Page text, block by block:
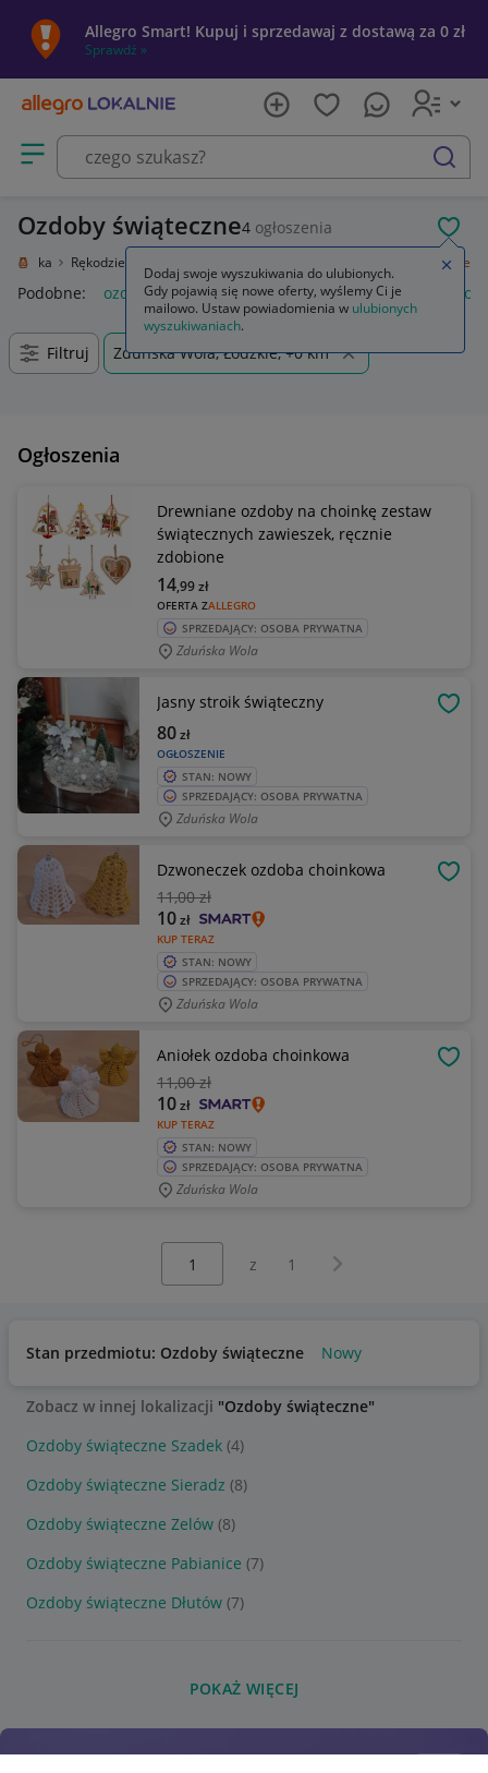
Allegro Smart! Kupuj i sprzedawaj z dostawą za 0 zł
Sprawdź »
Otwórz menu z kategoriami
szukaj
Ozdoby świąteczne4 ogłoszenia
i sztuka Rękodzieło Ozdoby świąteczne
Podobne: ozdoby świąteczne ozdoby świąteczne boże
Filtruj Zduńska Wola, Łódzkie, +0 km
Ogłoszenia
Drewniane ozdoby na choinkę zestaw
świątecznych zawieszek, ręcznie
zdobione
OFERTA ZALLEGRO
14,99zł
SPRZEDAJĄCY: OSOBA PRYWATNA
Zduńska Wola
Jasny stroik świąteczny
OGŁOSZENIE
80zł
STAN: NOWY
SPRZEDAJĄCY: OSOBA PRYWATNA
Zduńska Wola
Dzwoneczek ozdoba choinkowa
11,00 zł
KUP TERAZ
10zł
STAN: NOWY
SPRZEDAJĄCY: OSOBA PRYWATNA
Zduńska Wola
Aniołek ozdoba choinkowa
11,00 zł
KUP TERAZ
10zł
STAN: NOWY
SPRZEDAJĄCY: OSOBA PRYWATNA
Zduńska Wola
z 1 Następna strona
Stan przedmiotu: Ozdoby świąteczne Nowy
Zobacz w innej lokalizacji "Ozdoby świąteczne"
Ozdoby świąteczne Szadek (4)
Ozdoby świąteczne Sieradz (8)
Ozdoby świąteczne Zelów (8)
Ozdoby świąteczne Pabianice (7)
Ozdoby świąteczne Dłutów (7)
POKAŻ WIĘCEJ
Dodaj swoje wyszukiwania do ulubionych.
Gdy pojawią się nowe oferty, wyślemy Ci je
mailowo. Ustaw powiadomienia w ulubionych
wyszukiwaniach.